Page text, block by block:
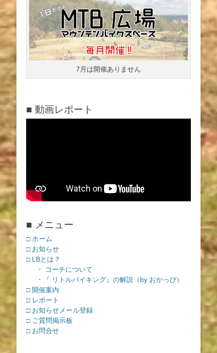
7月は開催ありません
■ 動画レポート
■ メニュー
□ ホーム
□ お知らせ
□ LBとは？
・ コーチについて
・『 リトルバイキング』の解説（by おかっぴ）
□ 開催案内
□ レポート
□ お知らせメール登録
□ ご質問掲示板
□ お問合せ